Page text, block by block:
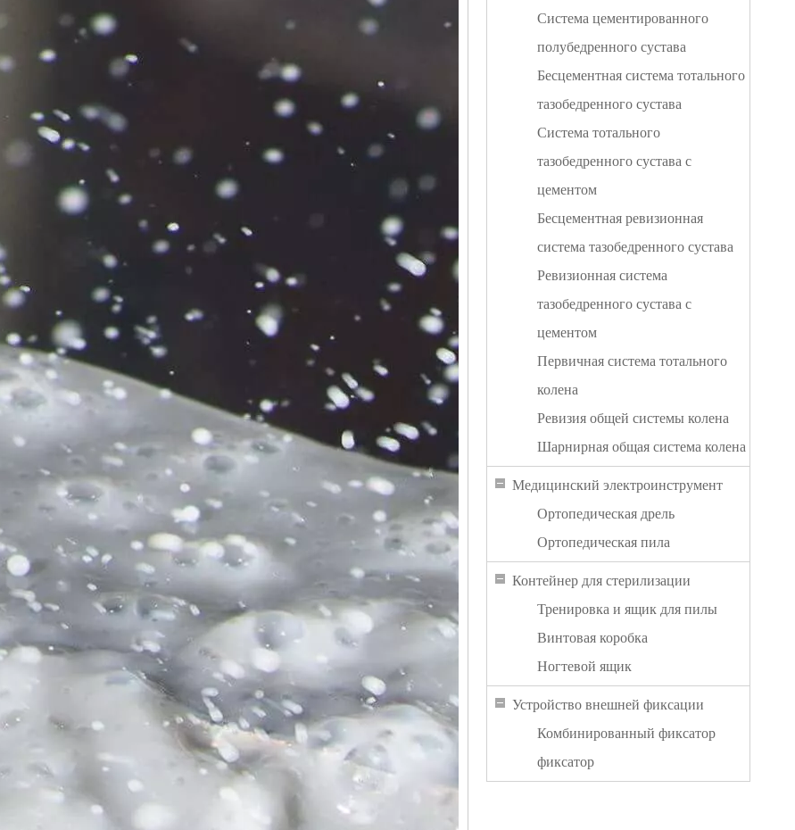
Система цементированного
полубедренного сустава
Бесцементная система тотального
тазобедренного сустава
Система тотального
тазобедренного сустава с
цементом
Бесцементная ревизионная
система тазобедренного сустава
Ревизионная система
тазобедренного сустава с
цементом
Первичная система тотального
колена
Ревизия общей системы колена
Шарнирная общая система колена
Медицинский электроинструмент
Ортопедическая дрель
Ортопедическая пила
Контейнер для стерилизации
Тренировка и ящик для пилы
Винтовая коробка
Ногтевой ящик
Устройство внешней фиксации
Комбинированный фиксатор
фиксатор